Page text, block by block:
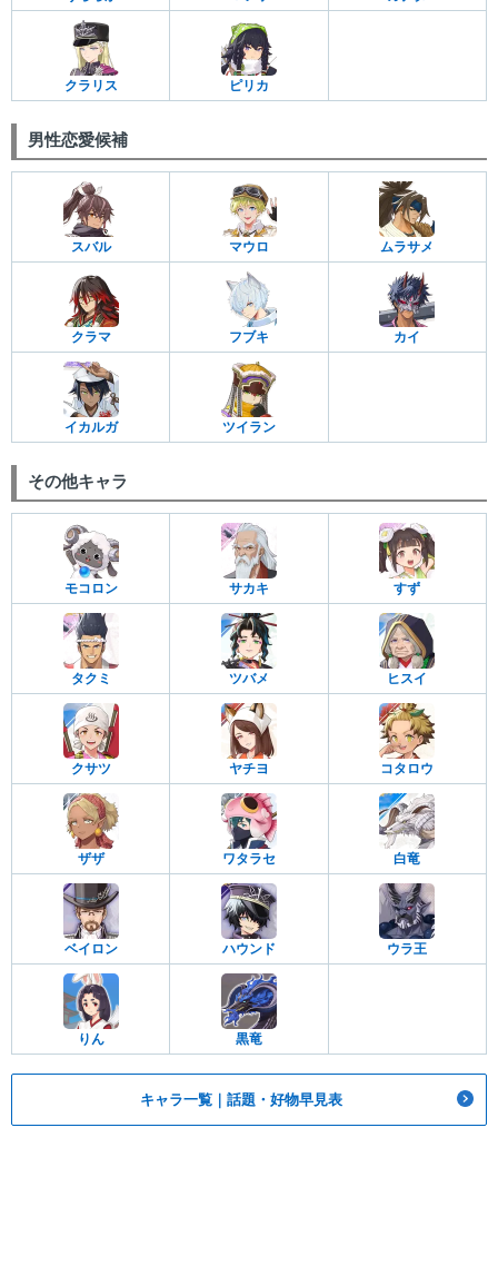
クラリス ピリカ
男性恋愛候補
スバル マウロ ムラサメ
クラマ フブキ カイ
イカルガ ツイラン
その他キャラ
モコロン サカキ すず
タクミ ツバメ ヒスイ
クサツ ヤチヨ コタロウ
ザザ ワタラセ 白竜
ベイロン ハウンド ウラ王
りん 黒竜
キャラ一覧｜話題・好物早見表